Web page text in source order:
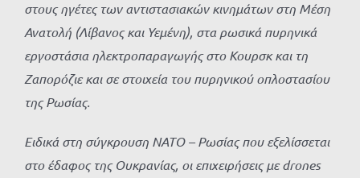
στους ηγέτες των αντιστασιακών κινημάτων στη Μέση
Ανατολή (Λίβανος και Υεμένη), στα ρωσικά πυρηνικά
εργοστάσια ηλεκτροπαραγωγής στο Κουρσκ και τη
Ζαπορόζιε και σε στοιχεία του πυρηνικού οπλοστασίου
της Ρωσίας.
Ειδικά στη σύγκρουση ΝΑΤΟ – Ρωσίας που εξελίσσεται
στο έδαφος της Ουκρανίας, οι επιχειρήσεις με drones